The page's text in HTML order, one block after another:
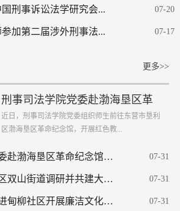
刑事诉讼法学研究会... 07-20
加第二届涉外刑事法... 07-17
更多>>
刑事司法学院党委赴渤海垦区革
命纪念馆开展...
近日，刑事司法学院党委组织师生前往东营市垦利
区渤海垦区革命纪念馆，开展红色教...
刑事司法学院党委赴渤海垦区革命纪念馆开展... 07-31
警官学院到章丘区双山街道调研并共建大学生... 07-31
法学院青莲社走进甸柳社区开展廉洁文化宣讲活动 07-31